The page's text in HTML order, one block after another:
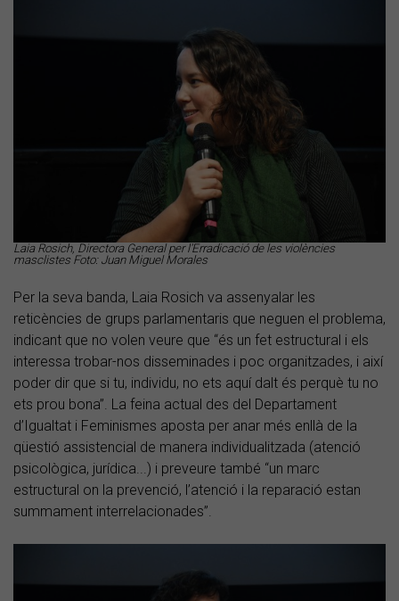
Laia Rosich, Directora General per l'Erradicació de les violències
masclistes Foto: Juan Miguel Morales
Per la seva banda, Laia Rosich va assenyalar les
reticències de grups parlamentaris que neguen el problema,
indicant que no volen veure que “és un fet estructural i els
interessa trobar-nos disseminades i poc organitzades, i així
poder dir que si tu, individu, no ets aquí dalt és perquè tu no
ets prou bona”. La feina actual des del Departament
d’Igualtat i Feminismes aposta per anar més enllà de la
qüestió assistencial de manera individualitzada (atenció
psicològica, jurídica...) i preveure també “un marc
estructural on la prevenció, l’atenció i la reparació estan
summament interrelacionades”.